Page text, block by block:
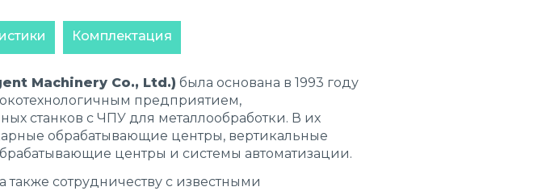
Комплектация
Machinery Co., Ltd.) была основана в 1993 году
предприятием,
станков с ЧПУ для металлообработки. В их
обрабатывающие центры, вертикальные
центры и системы автоматизации.
сотрудничеству с известными